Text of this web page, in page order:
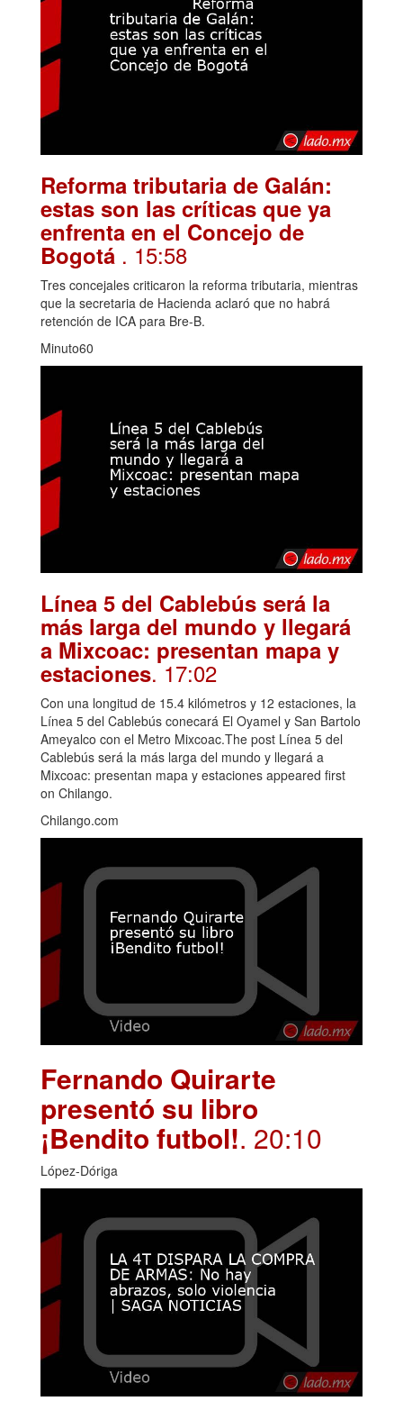
Reforma tributaria de Galán:
estas son las críticas que ya
enfrenta en el Concejo de
Bogotá . 15:58
Tres concejales criticaron la reforma tributaria, mientras
que la secretaria de Hacienda aclaró que no habrá
retención de ICA para Bre-B.
Minuto60
Línea 5 del Cablebús será la
más larga del mundo y llegará
a Mixcoac: presentan mapa y
estaciones. 17:02
Con una longitud de 15.4 kilómetros y 12 estaciones, la
Línea 5 del Cablebús conecará El Oyamel y San Bartolo
Ameyalco con el Metro Mixcoac.The post Línea 5 del
Cablebús será la más larga del mundo y llegará a
Mixcoac: presentan mapa y estaciones appeared first
on Chilango.
Chilango.com
Fernando Quirarte
presentó su libro
¡Bendito futbol!. 20:10
López-Dóriga